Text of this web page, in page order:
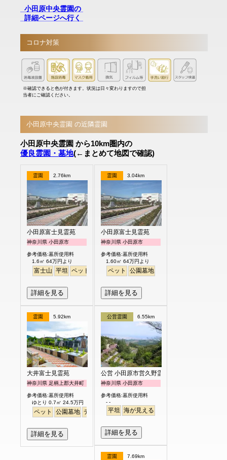
小田原中央霊園の
詳細ページへ行く
コロナ対策
※確認できると色が付きます。状況は日々変わりますので担
当者にご確認ください。
小田原中央霊園 の近隣霊園
小田原中央霊園 から10km圏内の
優良霊園・墓地(←まとめて地図で確認)
霊園 2.76km
小田原富士見霊苑
神奈川県 小田原市
参考価格:墓所使用料
1.6㎡ 64万円より
富士山 平坦 ペット 公園墓地
詳細を見る
霊園 3.04km
小田原富士見霊苑
神奈川県 小田原市
参考価格:墓所使用料
1.60㎡ 64万円より
ペット 公園墓地
詳細を見る
霊園 5.92km
大井富士見霊苑
神奈川県 足柄上郡大井町
参考価格:墓所使用料
ゆとり 0.7㎡ 24.5万円
ペット 公園墓地 デザイン バリアフリー 平坦
詳細を見る
公営霊園 6.55km
公営 小田原市営久野霊園
神奈川県 小田原市
参考価格:墓所使用料
- -
平坦 海が見える
詳細を見る
霊園 7.69km